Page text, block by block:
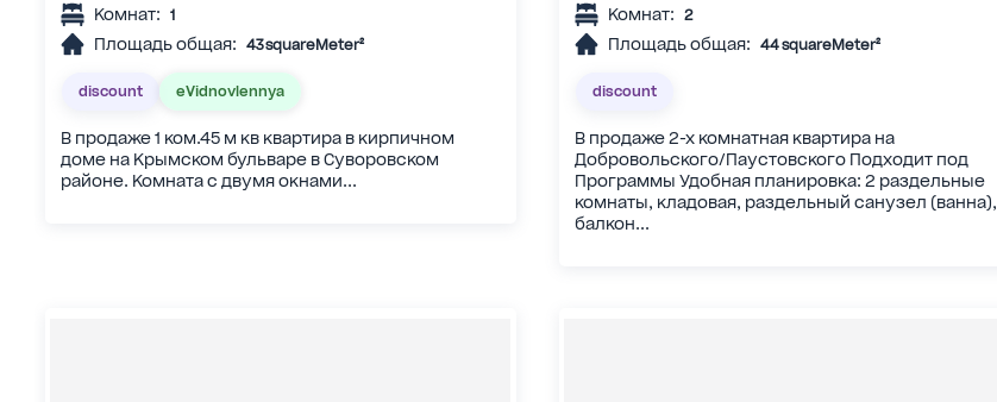
Комнат: 1
Площадь общая: 43 squareMeter²
discount eVidnovlennya
В продаже 1 ком.45 м кв квартира в кирпичном
доме на Крымском бульваре в Суворовском
районе. Комната с двумя окнами...
Комнат: 2
Площадь общая: 44 squareMeter²
discount
В продаже 2-х комнатная квартира на
Добровольского/Паустовского Подходит под
Программы Удобная планировка: 2 раздельные
комнаты, кладовая, раздельный санузел (ванна),
балкон...